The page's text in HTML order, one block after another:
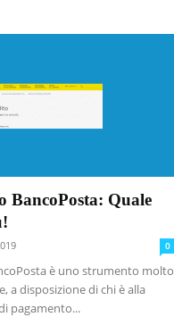
BancoPosta: Quale
0
è uno strumento molto
a disposizione di chi è alla
pagamento...